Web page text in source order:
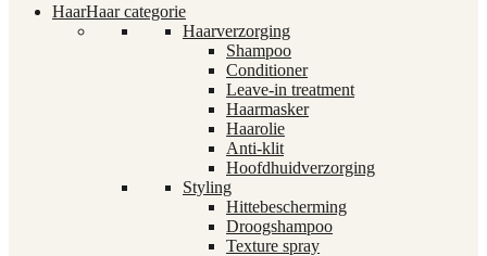
HaarHaar categorie
Haarverzorging
Shampoo
Conditioner
Leave-in treatment
Haarmasker
Haarolie
Anti-klit
Hoofdhuidverzorging
Styling
Hittebescherming
Droogshampoo
Texture spray